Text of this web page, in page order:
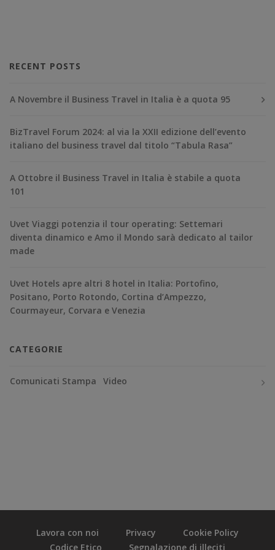
RECENT POSTS
A Novembre il Business Travel in Italia è a quota 95
BizTravel Forum 2024: al via la XXII edizione dell’evento
italiano del business travel dal titolo “Tabula Rasa”
A Ottobre il Business Travel in Italia è stabile a quota
101
Uvet Viaggi potenzia il tour operating: Settemari
diventa dinamico e Amo il Mondo sarà dedicato al tailor
made
Uvet Hotels apre altri 8 hotel in Italia: Portofino,
Positano, Porto Rotondo, Cortina d’Ampezzo,
Courmayeur, Corvara e Venezia
CATEGORIE
Comunicati Stampa Video
Lavora con noi Privacy
Cookie Policy
Codice Etico
Segnalazione di illeciti